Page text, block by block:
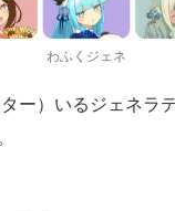
わふくジェネ
ー）いるジェネラ